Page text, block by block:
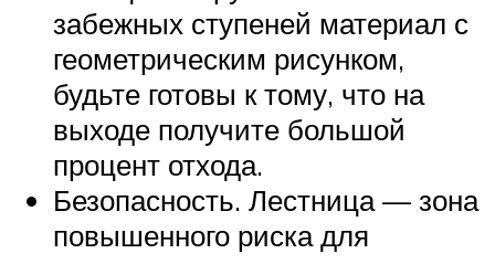
забежных ступеней материал с
геометрическим рисунком,
будьте готовы к тому, что на
выходе получите большой
процент отхода.
Безопасность. Лестница — зона
повышенного риска для